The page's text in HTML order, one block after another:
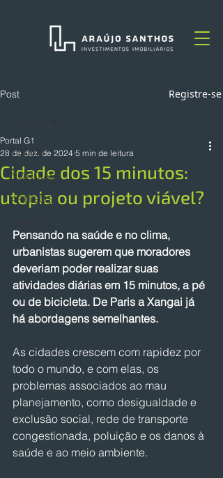
Post Registre-se
TODOS
NOTÍCIAS
ARTIGOS
Cidade dos 15 minutos:
utopia ou projeto viável?
Portal G1
28 de dez. de 2024 5 min de leitura
Pensando na saúde e no clima,
urbanistas sugerem que moradores
deveriam poder realizar suas
atividades diárias em 15 minutos, a pé
ou de bicicleta. De Paris a Xangai já
há abordagens semelhantes.
As cidades crescem com rapidez por
todo o mundo, e com elas, os
problemas associados ao mau
planejamento, como desigualdade e
exclusão social, rede de transporte
congestionada, poluição e os danos à
saúde e ao meio ambiente.